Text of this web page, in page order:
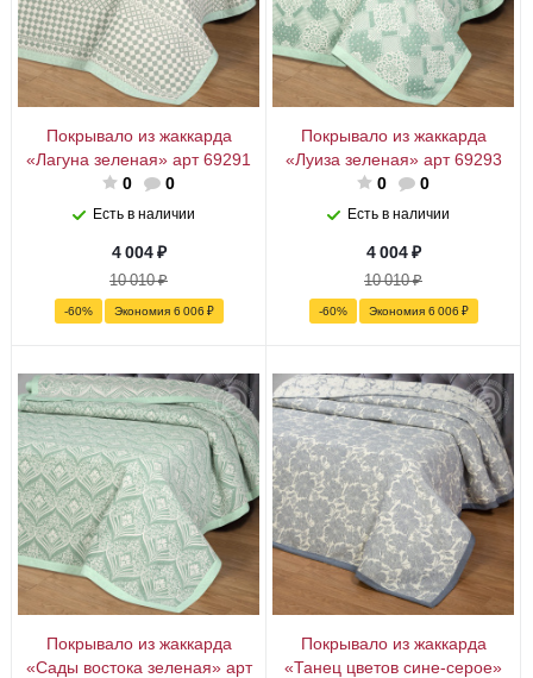
Покрывало из жаккарда
«Лагуна зеленая» арт 69291
0
0
Есть в наличии
4 004₽
10 010₽
-60% Экономия 6 006 ₽
Покрывало из жаккарда
«Луиза зеленая» арт 69293
0
0
Есть в наличии
4 004₽
10 010₽
-60% Экономия 6 006 ₽
Покрывало из жаккарда
«Сады востока зеленая» арт
Покрывало из жаккарда
«Танец цветов сине-серое»